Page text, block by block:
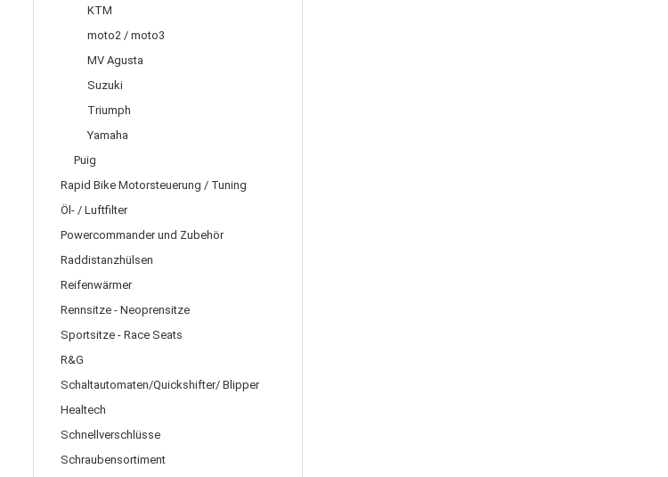
KTM
moto2 / moto3
MV Agusta
Suzuki
Triumph
Yamaha
Puig
Rapid Bike Motorsteuerung / Tuning
Öl- / Luftfilter
Powercommander und Zubehör
Raddistanzhülsen
Reifenwärmer
Rennsitze - Neoprensitze
Sportsitze - Race Seats
R&G
Schaltautomaten/Quickshifter/ Blipper
Healtech
Schnellverschlüsse
Schraubensortiment